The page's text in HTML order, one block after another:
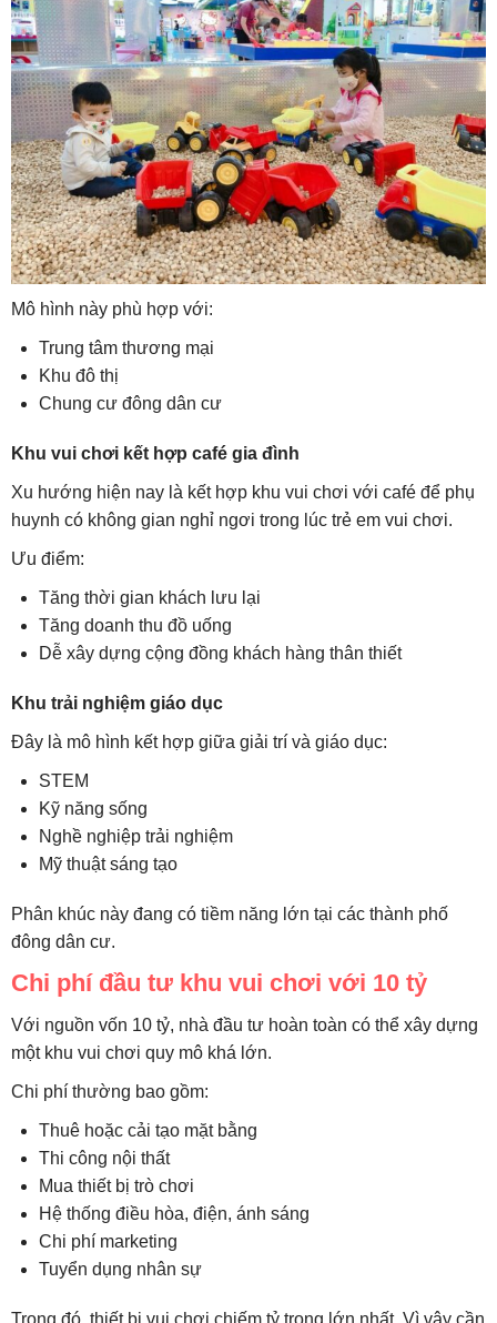
Mô hình này phù hợp với:
Trung tâm thương mại
Khu đô thị
Chung cư đông dân cư
Khu vui chơi kết hợp café gia đình
Xu hướng hiện nay là kết hợp khu vui chơi với café để phụ
huynh có không gian nghỉ ngơi trong lúc trẻ em vui chơi.
Ưu điểm:
Tăng thời gian khách lưu lại
Tăng doanh thu đồ uống
Dễ xây dựng cộng đồng khách hàng thân thiết
Khu trải nghiệm giáo dục
Đây là mô hình kết hợp giữa giải trí và giáo dục:
STEM
Kỹ năng sống
Nghề nghiệp trải nghiệm
Mỹ thuật sáng tạo
Phân khúc này đang có tiềm năng lớn tại các thành phố
đông dân cư.
Chi phí đầu tư khu vui chơi với 10 tỷ
Với nguồn vốn 10 tỷ, nhà đầu tư hoàn toàn có thể xây dựng
một khu vui chơi quy mô khá lớn.
Chi phí thường bao gồm:
Thuê hoặc cải tạo mặt bằng
Thi công nội thất
Mua thiết bị trò chơi
Hệ thống điều hòa, điện, ánh sáng
Chi phí marketing
Tuyển dụng nhân sự